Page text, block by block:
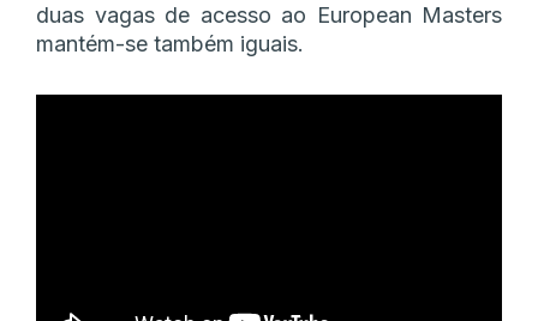
duas vagas de acesso ao European Masters
mantém-se também iguais.